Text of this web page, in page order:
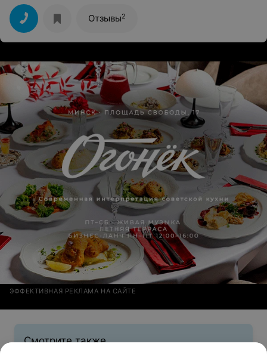
медкарте разобраться не может, но и допускает
протекание тяжёлой травмы без участия учреждений
здравоохранения, что противоречит элементарному
здравому смыслу. Только действия по моей
инициативе помогли мне избежать инвалидности.
Отзывы2
ЭФФЕКТИВНАЯ РЕКЛАМА НА САЙТЕ
Смотрите также